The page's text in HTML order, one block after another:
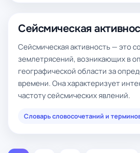
Сейсмическая
Сейсмическая активность — это
землетрясений, возникающих в
географической области за
времени. Она характеризует
частоту сейсмических явлений.
Словарь словосочетаний и